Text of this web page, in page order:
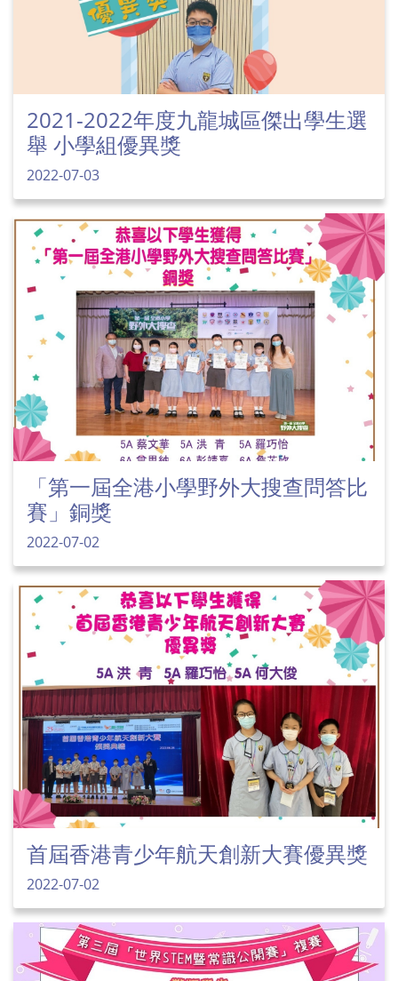
2021-2022年度九龍城區傑出學生選
舉 小學組優異獎
2022-07-03
「第一屆全港小學野外大搜查問答比
賽」銅獎
2022-07-02
首屆香港青少年航天創新大賽優異獎
2022-07-02